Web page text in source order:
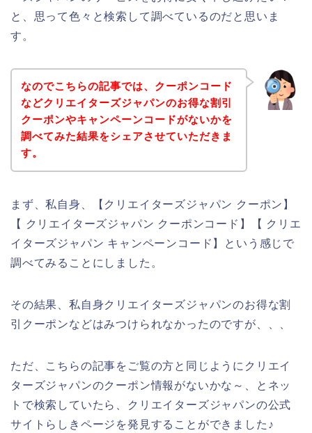
と、思って色々と検索して調べているのだと思いま
す。
なのでこちらの記事では、クーポンコード
などクリエイターズジャパンのお得な割引
クーポンやキャンペーンコードがないかを
調べてみた結果をシェアさせていただきま
す。
まず、私自身、【クリエイターズジャパン クーポン】
【 クリエイターズジャパン クーポンコード】【 クリエ
イターズジャパン キャンペーンコード】という感じで
調べてみることにしました。
その結果、私自身クリエイターズジャパンのお得な割
引クーポンなどはみつけられなかったのですが、、、
ただ、こちらの記事をご覧の方と同じようにクリエイ
ターズジャパンのクーポン情報がないかな～、とネッ
トで検索していたら、クリエイターズジャパンの公式
サイトらしきページを発見することができました♪